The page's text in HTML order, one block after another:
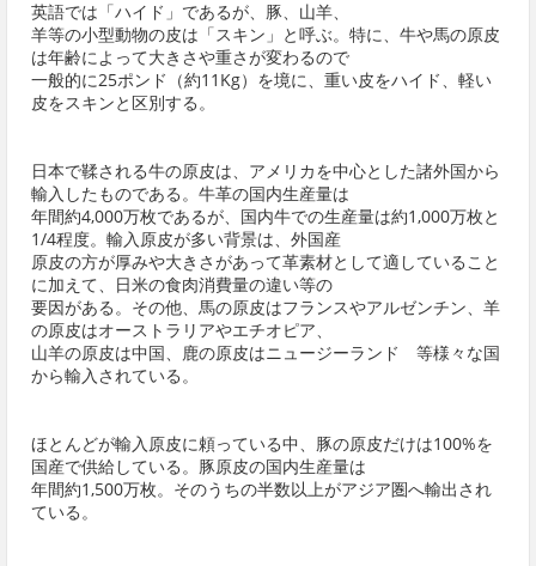
英語では「ハイド」であるが、豚、山羊、
羊等の小型動物の皮は「スキン」と呼ぶ。特に、牛や馬の原皮
は年齢によって大きさや重さが変わるので
一般的に25ポンド（約11Kg）を境に、重い皮をハイド、軽い
皮をスキンと区別する。
日本で鞣される牛の原皮は、アメリカを中心とした諸外国から
輸入したものである。牛革の国内生産量は
年間約4,000万枚であるが、国内牛での生産量は約1,000万枚と
1/4程度。輸入原皮が多い背景は、外国産
原皮の方が厚みや大きさがあって革素材として適していること
に加えて、日米の食肉消費量の違い等の
要因がある。その他、馬の原皮はフランスやアルゼンチン、羊
の原皮はオーストラリアやエチオピア、
山羊の原皮は中国、鹿の原皮はニュージーランド 等様々な国
から輸入されている。
ほとんどが輸入原皮に頼っている中、豚の原皮だけは100%を
国産で供給している。豚原皮の国内生産量は
年間約1,500万枚。そのうちの半数以上がアジア圏へ輸出され
ている。